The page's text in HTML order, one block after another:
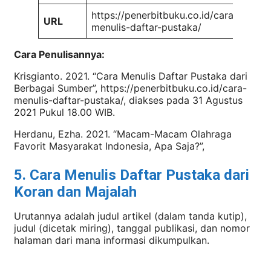
URL
https://penerbitbuku.co.id/cara-
menulis-daftar-pustaka/
Cara Penulisannya:
Krisgianto. 2021. “Cara Menulis Daftar Pustaka dari
Berbagai Sumber”, https://penerbitbuku.co.id/cara-
menulis-daftar-pustaka/, diakses pada 31 Agustus
2021 Pukul 18.00 WIB.
Herdanu, Ezha. 2021. “Macam-Macam Olahraga
Favorit Masyarakat Indonesia, Apa Saja?”,
5. Cara Menulis Daftar Pustaka dari
Koran dan Majalah
Urutannya adalah judul artikel (dalam tanda kutip),
judul (dicetak miring), tanggal publikasi, dan nomor
halaman dari mana informasi dikumpulkan.